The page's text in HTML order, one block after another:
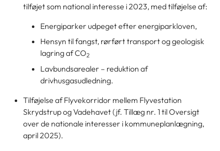
tilføjet som national interesse i 2023, med tilføjelse af:
Energiparker udpeget efter energiparkloven,
Hensyn til fangst, rørført transport og geologisk
lagring af CO2
Lavbundsarealer – reduktion af
drivhusgasudledning.
Tilføjelse af Flyvekorridor mellem Flyvestation
Skrydstrup og Vadehavet (jf. Tillæg nr. 1 til Oversigt
over de nationale interesser i kommuneplanlægning,
april 2025).